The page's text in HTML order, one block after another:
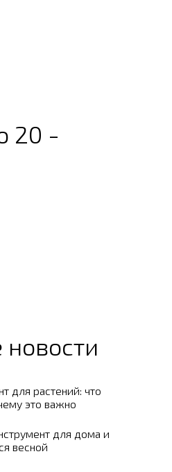
20 -
для растений: что
это важно
для дома и
весной